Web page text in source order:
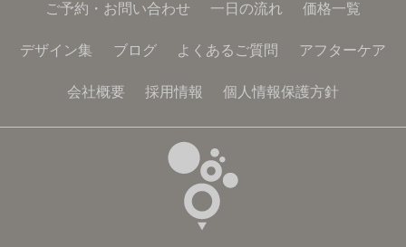
ご予約・お問い合わせ 一日の流れ 価格一覧
デザイン集 ブログ よくあるご質問 アフターケア
会社概要 採用情報 個人情報保護方針